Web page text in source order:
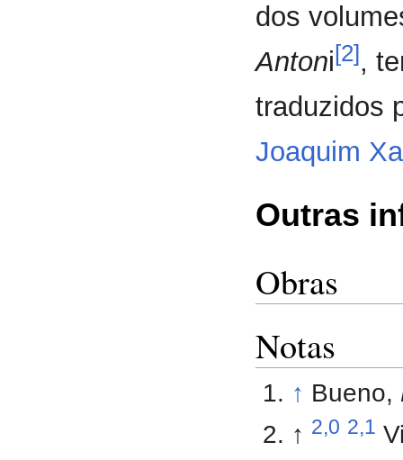
dos
Antoni[2],
traduzidos
Joaquim
Outras
Obras
Notas
↑ Bueno,
↑ 2,0 2,1